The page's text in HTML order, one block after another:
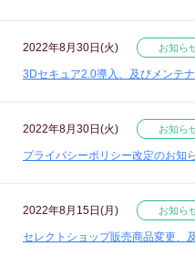
2022年8月30日(火) お知ら
3Dセキュア2.0導入、及びメンテ
2022年8月30日(火) お知ら
プライバシーポリシー改定のお知
2022年8月15日(月) お知ら
セレクトショップ販売商品変更、